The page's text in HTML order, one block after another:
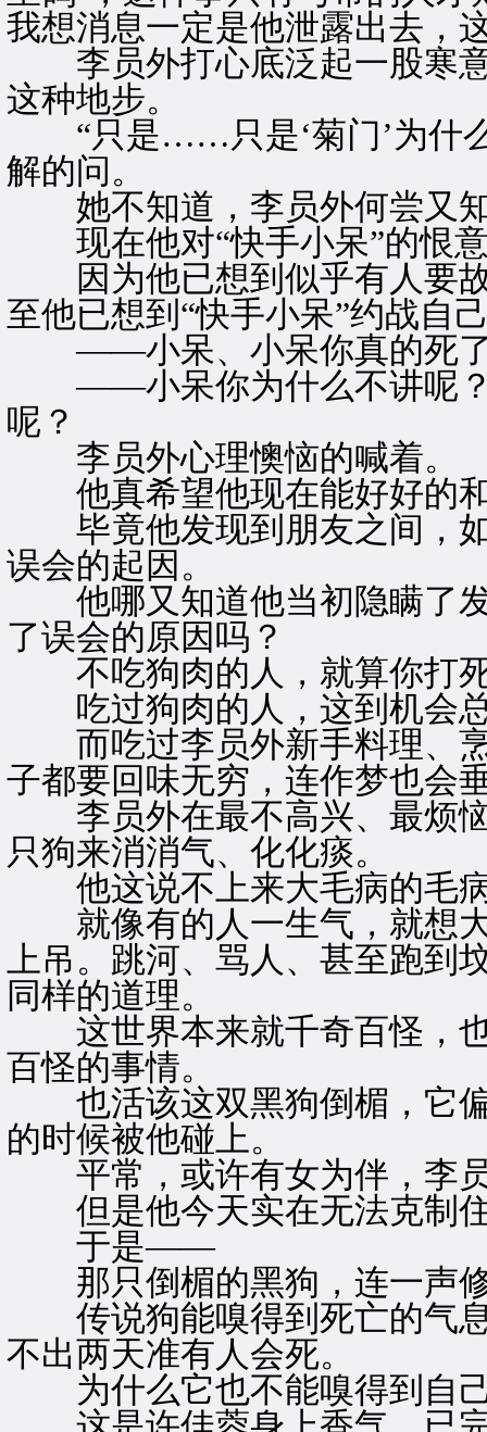
我想消息一定是他泄露出去
李员外打心底泛起一股寒意
这种地步。
“只是……只是‘菊门’为什么
解的问。
她不知道，李员外何尝又
现在他对“快手小呆”的恨意
因为他已想到似乎有人要故
至他已想到“快手小呆”约战自
——小呆、小呆你真的死
——小呆你为什么不讲呢？
呢？
李员外心理懊恼的喊着。
他真希望他现在能好好的
毕竟他发现到朋友之间，如
误会的起因。
他哪又知道他当初隐瞒了发
了误会的原因吗？
不吃狗肉的人，就算你打死
吃过狗肉的人，这到机会
而吃过李员外新手料理、烹
子都要回味无穷，连作梦也会
李员外在最不高兴、最烦恼
只狗来消消气、化化痰。
他这说不上来大毛病的毛
就像有的人一生气，就想大
上吊。跳河、骂人、甚至跑到
同样的道理。
这世界本来就千奇百怪，也
百怪的事情。
也活该这双黑狗倒楣，它偏
的时候被他碰上。
平常，或许有女为伴，李员
但是他今天实在无法克制住
于是——
那只倒楣的黑狗，连一声修
传说狗能嗅得到死亡的气息
不出两天准有人会死。
为什么它也不能嗅得到自